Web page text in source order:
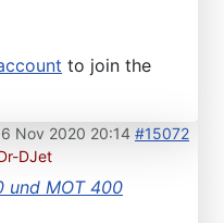
to join the
Nov 2020 20:14 #15072
DJet
und MOT 400